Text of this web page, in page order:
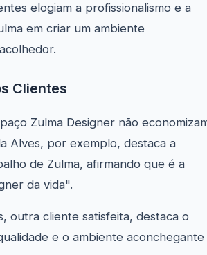
elogiam a profissionalismo e a
em criar um ambiente
Clientes
Zulma Designer não
Alves, por exemplo, destaca a
de Zulma, afirmando que é a
da vida".
outra cliente satisfeita, destaca o
e o ambiente aconchegante